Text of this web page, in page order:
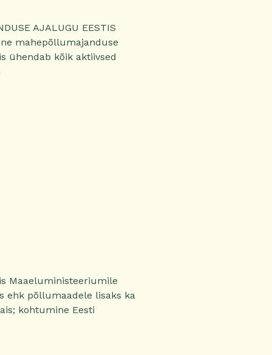
AJALUGU EESTIS
mahepõllumajanduse
ühendab kõik aktiivsed
Maaeluministeeriumile
ehk põllumaadele lisaks ka
kohtumine Eesti